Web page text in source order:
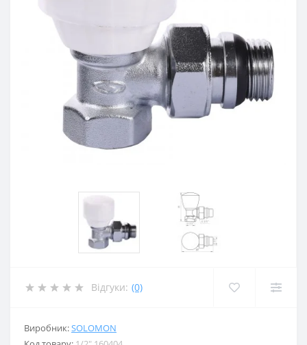
Відгуки: (0)
Виробник:SOLOMON